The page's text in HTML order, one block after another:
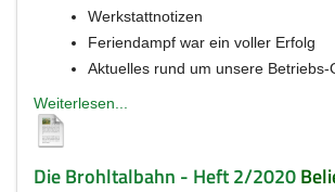
Werkstattnotizen
Feriendampf war ein voller Erfolg
Aktuelles rund um unsere Betriebs-
Weiterlesen...
Die Brohltalbahn - Heft 2/2020